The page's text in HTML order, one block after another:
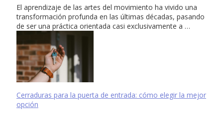
El aprendizaje de las artes del movimiento ha vivido una
transformación profunda en las últimas décadas, pasando
de ser una práctica orientada casi exclusivamente a …
Cerraduras para la puerta de entrada: cómo elegir la mejor
opción